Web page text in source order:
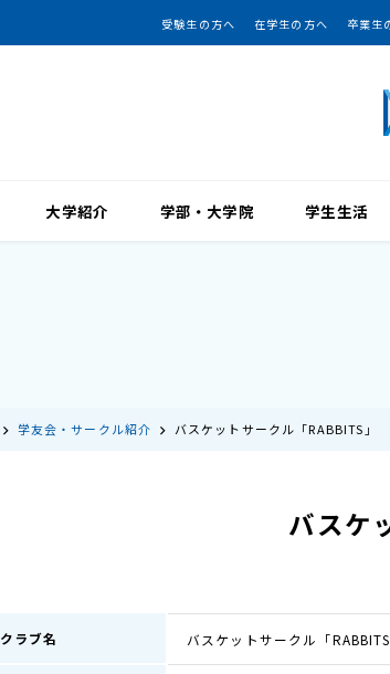
受験生の方へ 在学生の方へ 卒業生
大学紹介 学部・大学院 学生生活
学友会・サークル紹介 バスケットサークル「RABBITS」
バスケ
クラブ名 バスケットサークル「RABBITS